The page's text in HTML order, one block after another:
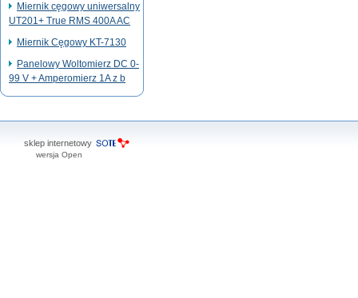
Miernik cęgowy uniwersalny
UT201+ True RMS 400A AC
Miernik Cęgowy KT-7130
Panelowy Woltomierz DC 0-
99 V + Amperomierz 1A z b
sklep internetowy
wersja Open